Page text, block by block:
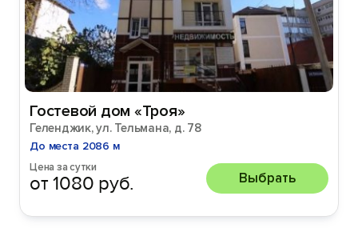
Гостевой дом «Троя»
Геленджик, ул. Тельмана, д. 78
До места 2086 м
Цена за сутки
от 1080 руб. Выбрать